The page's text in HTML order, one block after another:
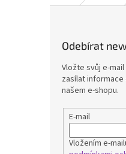
Odebírat
Vložte svůj e-
zasílat
našem e-shopu.
E-mail
Vložením e-